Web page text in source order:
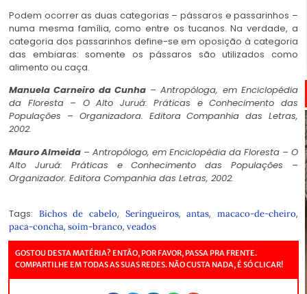
Podem ocorrer as duas categorias – pássaros e passarinhos –
numa mesma família, como entre os tucanos. Na verdade, a
categoria dos passarinhos define-se em oposição à categoria
das embiaras: somente os pássaros são utilizados como
alimento ou caça.
Manuela Carneiro da Cunha– Antropóloga, emEnciclopédia
da Floresta – O Alto Juruá: Práticas e Conhecimento das
Populações – Organizadora. Editora Companhia das Letras,
2002.
Mauro Almeida – Antropólogo, em Enciclopédia da Floresta – O
Alto Juruá: Práticas e Conhecimento das Populações –
Organizador. Editora Companhia das Letras, 2002.
Tags: Bichos de cabelo, Seringueiros,antas,macaco-de-cheiro,
paca-concha, soim-branco, veados
GOSTOU DESTA MATÉRIA? ENTÃO, POR FAVOR, PASSA PRA FRENTE.
COMPARTILHE EM TODAS AS SUAS REDES. NÃO CUSTA NADA, É SÓ CLICAR!